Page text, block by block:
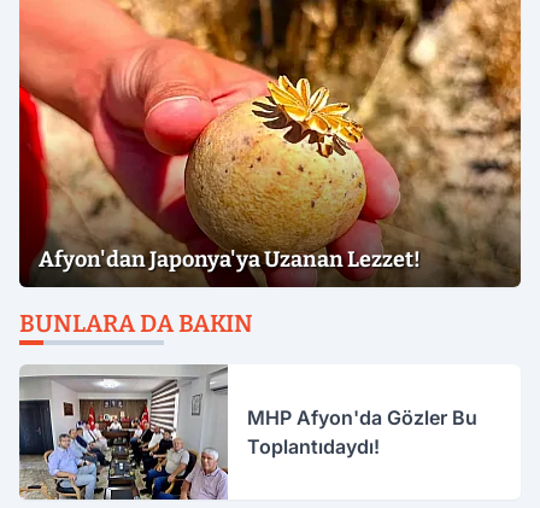
Afyon'dan Japonya'ya Uzanan Lezzet!
BUNLARA DA BAKIN
MHP Afyon'da Gözler Bu
Toplantıdaydı!